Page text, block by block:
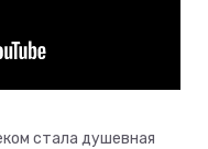
стала душевная